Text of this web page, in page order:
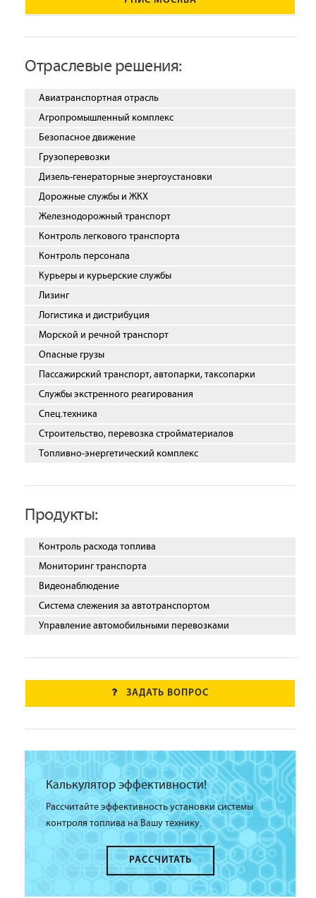
Отраслевые решения:
Авиатранспортная отрасль
Агропромышленный комплекс
Безопасное движение
Грузоперевозки
Дизель-генераторные энергоустановки
Дорожные службы и ЖКХ
Железнодорожный транспорт
Контроль легкового транспорта
Контроль персонала
Курьеры и курьерские службы
Лизинг
Логистика и дистрибуция
Морской и речной транспорт
Опасные грузы
Пассажирский транспорт, автопарки, таксопарки
Службы экстренного реагирования
Спец.техника
Строительство, перевозка стройматериалов
Топливно-энергетический комплекс
Продукты:
Контроль расхода топлива
Мониторинг транспорта
Видеонаблюдение
Система слежения за автотранспортом
Управление автомобильными перевозками
ЗАДАТЬ ВОПРОС
Калькулятор эффективности!
Рассчитайте эффективность установки системы
контроля топлива на Вашу технику.
РАССЧИТАТЬ